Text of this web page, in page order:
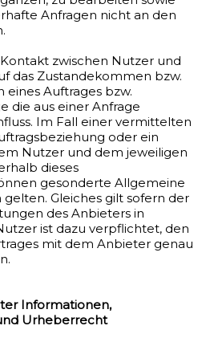
Anfragen nicht an den
zwischen Nutzer und
das Zustandekommen bzw.
Auftrages bzw.
die aus einer Anfrage
Im Fall einer vermittelten
oder ein
Nutzer und dem jeweiligen
dieses
gesonderte Allgemeine
Gleiches gilt sofern der
des Anbieters in
ist dazu verpflichtet, den
mit dem Anbieter genau
Informationen,
Urheberrecht